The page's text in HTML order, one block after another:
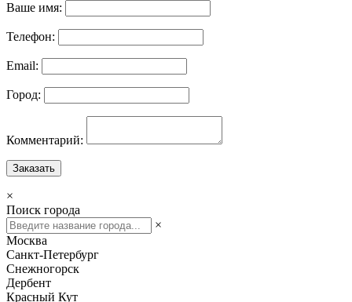
Ваше имя:
Телефон:
Email:
Город:
Комментарий:
Заказать
×
Поиск города
×
Москва
Санкт-Петербург
Снежногорск
Дербент
Красный Кут